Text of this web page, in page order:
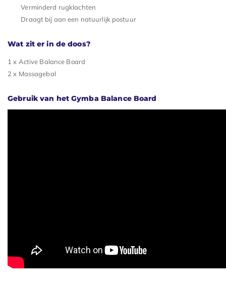
Verminderd rugklachten
Draagt bij aan een natuurlijk postuur
Wat zit er in de doos?
1 x Active Balance Board
2 x Massagebal
Gebruik van het Gymba Balance Board